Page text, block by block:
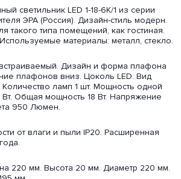
светильник LED 1-18-6K/1 из серии
ЭРА (Россия). Дизайн-стиль модерн.
такого типа помещений, как гостиная.
материалы: металл, стекло.
Дизайн и форма плафона
плафонов вниз. Цоколь LED. Вид
ламп 1 шт. Мощность одной
Вт. Общая мощность 18 Вт. Напряжение
950 Люмен.
от влаги и пыли IP20. Расширенная
220 мм. Высота 20 мм. Диаметр 220 мм.